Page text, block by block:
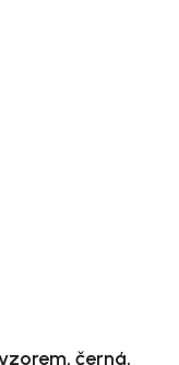
černá,